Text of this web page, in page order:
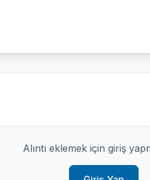
Alıntı eklemek için giriş